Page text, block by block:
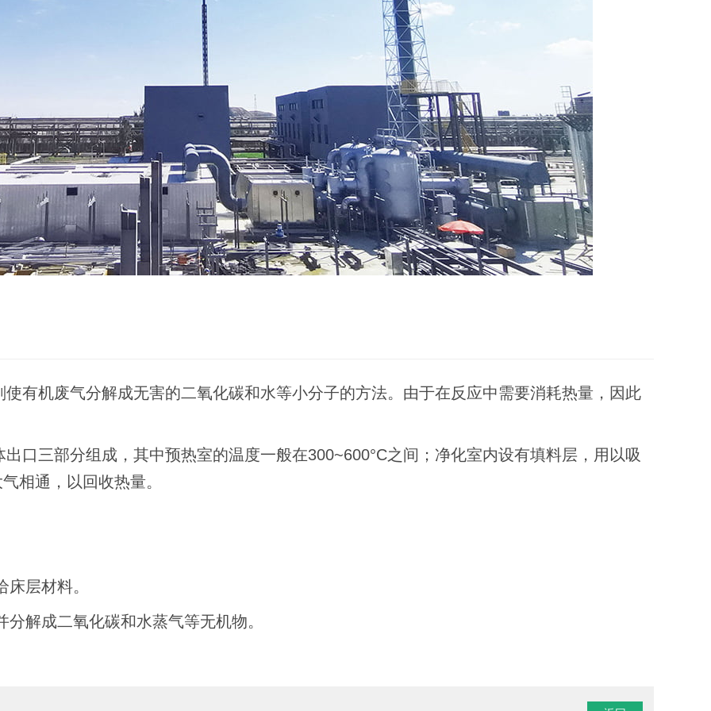
有机废气分解成无害的二氧化碳和水等小分子的方法。由于在反应中需要消耗热量，因此
口三部分组成，其中预热室的温度一般在300~600°C之间；净化室内设有填料层，用以吸
相通，以回收热量。
层材料。
解成二氧化碳和水蒸气等无机物。